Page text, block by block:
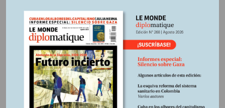
2 febrero, 2026 Escrito por: Gilbert Achcar*
Edición N° 262